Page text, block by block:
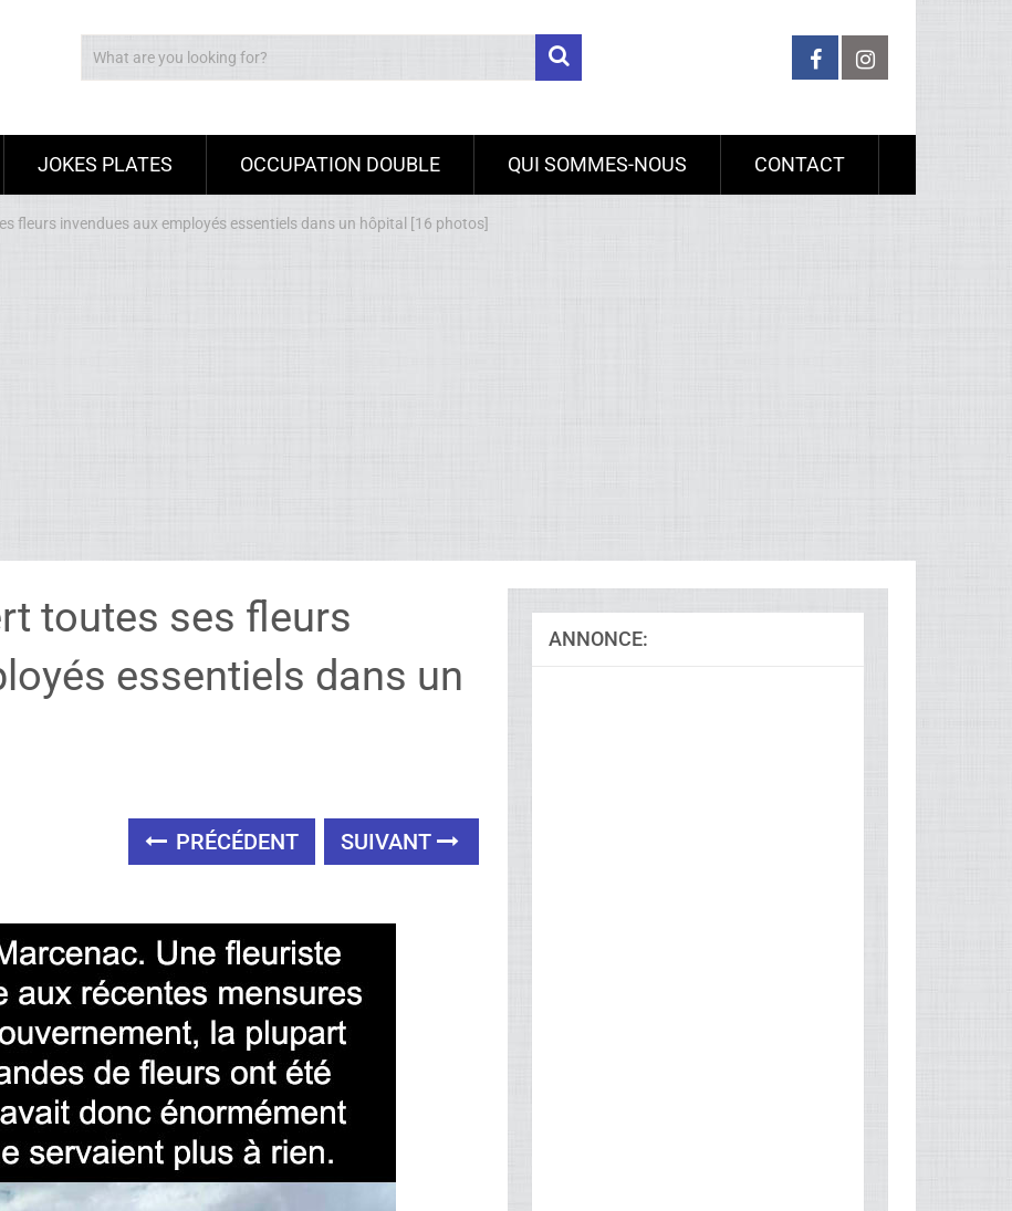
JOKES PLATES OCCUPATION DOUBLE QUI SOMMES-NOUS CONTACT
fleurs invendues aux employés essentiels dans un hôpital [16 photos]
toutes ses fleurs
essentiels dans un
PRÉCÉDENT SUIVANT
ANNONCE: